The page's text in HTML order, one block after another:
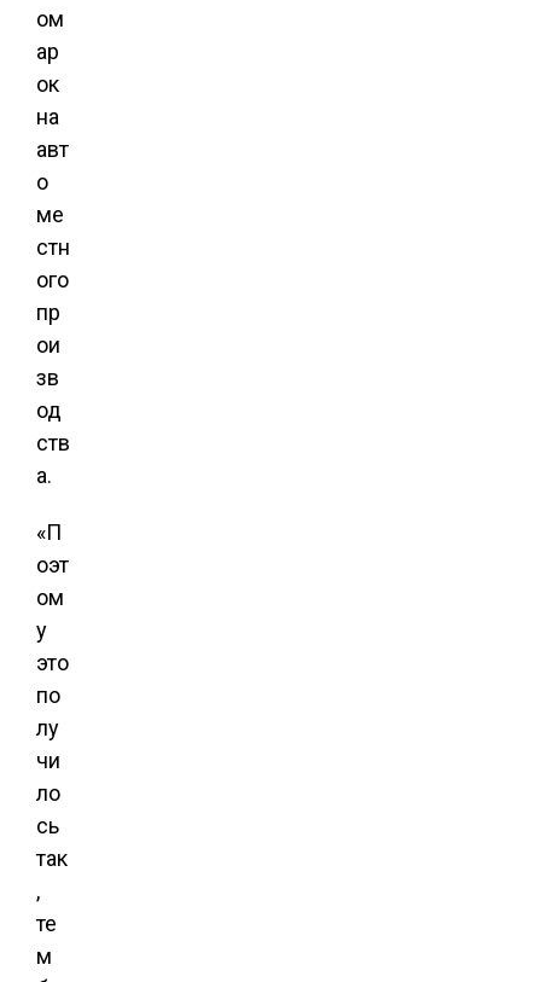
ом
ар
ок
на
авт
о
ме
стн
ого
пр
ои
зв
од
ств
а.
«П
оэт
ом
у
это
по
лу
чи
ло
сь
так
,
те
м